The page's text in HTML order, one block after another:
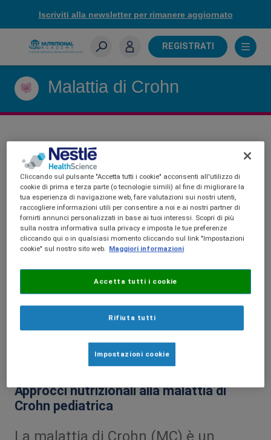
main
content
Iscriviti alla newsletter per rimanere aggiornato
REGISTRATI
Malattia di Crohn
MALATTIA DI CROHN
Terapia Nutrizionale Articolo
Approcci nutrizionali alla malattia di
Crohn pediatrica
La malattia di Crohn (MC) è un
Cliccando sul pulsante "Accetta tutti i cookie" acconsenti all'utilizzo di
cookie di prima e terza parte (o tecnologie simili) al fine di migliorare la
tua esperienza di navigazione web, fare valutazioni sui nostri utenti,
raccogliere informazioni utili per consentire a noi e ai nostri partner di
fornirti annunci personalizzati in base ai tuoi interessi. Scopri di più
sulla nostra informativa sulla privacy e imposta le tue preferenze
cliccando qui o in qualsiasi momento cliccando sul link "Impostazioni
cookie" sul nostro sito web. Maggiori informazioni
Rifiuta tutti
Accetta tutti i cookie
Impostazioni cookie